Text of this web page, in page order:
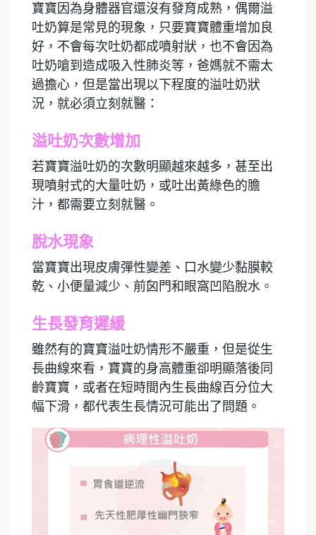
寶寶因為身體器官還沒有發育成熟，偶爾溢
吐奶算是常見的現象，只要寶寶體重增加良
好，不會每次吐奶都成噴射狀，也不會因為
吐奶嗆到造成吸入性肺炎等，爸媽就不需太
過擔心，但是當出現以下程度的溢吐奶狀
況，就必須立刻就醫：
溢吐奶次數增加
若寶寶溢吐奶的次數明顯越來越多，甚至出
現噴射式的大量吐奶，或吐出黃綠色的膽
汁，都需要立刻就醫。
脫水現象
當寶寶出現皮膚彈性變差、口水變少黏膜較
乾、小便量減少、前囟門和眼窩凹陷脫水。
生長發育遲緩
雖然有的寶寶溢吐奶情形不嚴重，但是從生
長曲線來看，寶寶的身高體重卻明顯落後同
齡寶寶，或者在短時間內生長曲線百分位大
幅下滑，都代表生長情況可能出了問題。